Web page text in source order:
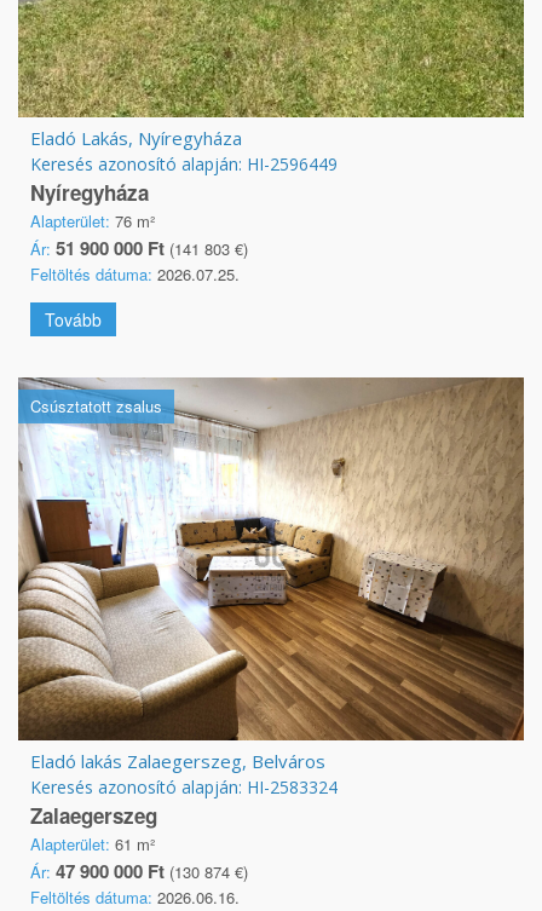
Eladó Lakás, Nyíregyháza
Keresés azonosító alapján: HI-2596449
Nyíregyháza
Alapterület: 76 m²
Ár: 51 900 000 Ft (141 803 €)
Feltöltés dátuma: 2026.07.25.
Tovább
Csúsztatott zsalus
Eladó lakás Zalaegerszeg, Belváros
Keresés azonosító alapján: HI-2583324
Zalaegerszeg
Alapterület: 61 m²
Ár: 47 900 000 Ft (130 874 €)
Feltöltés dátuma: 2026.06.16.